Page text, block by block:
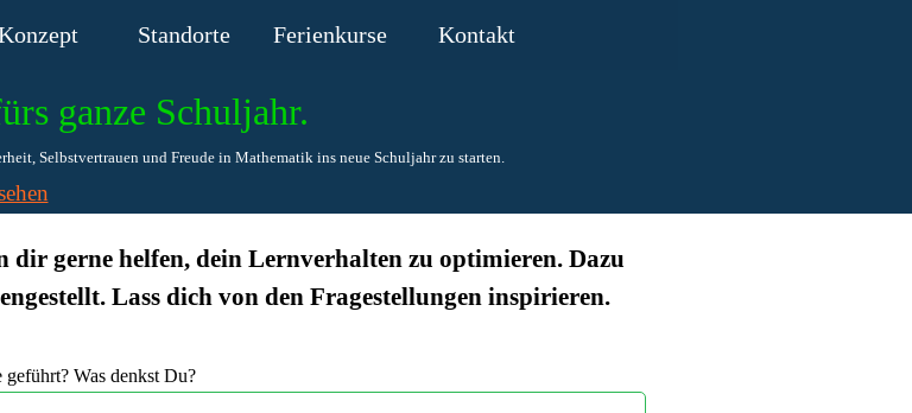
▼ ▼
Standorte ▼
Ferienkurse ▼
Kontakt
ganze Schuljahr.
Selbstvertrauen und Freude in Mathematik ins neue Schuljahr zu starten.
dir gerne helfen, dein Lernverhalten zu optimieren. Dazu
Lass dich von den Fragestellungen inspirieren.
Was denkst Du?